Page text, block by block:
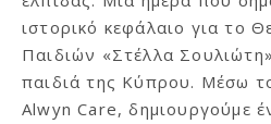
ιστορικό κεφάλαιο για το
Παιδιών «Στέλλα
παιδιά της Κύπρου. Mέσω
Alwyn Care, δημιουργούμε